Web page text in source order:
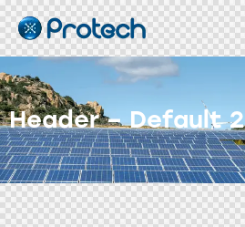
Header – Default 2